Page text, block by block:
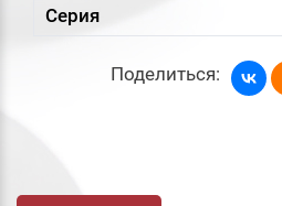
Серия
Поделиться: